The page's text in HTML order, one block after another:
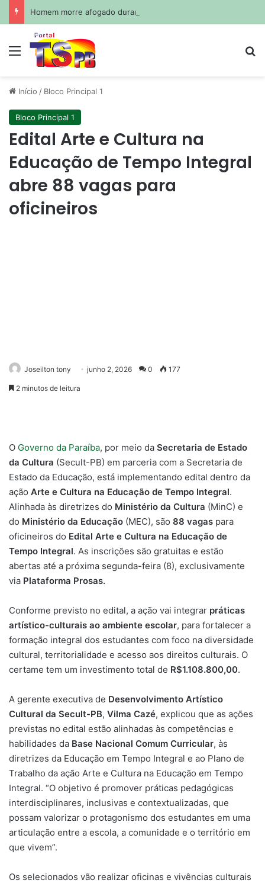
Menu
Início / Bloco Principal 1
Bloco Principal 1
Edital Arte e Cultura na
Educação de Tempo Integral
abre 88 vagas para
oficineiros
Joseilton tony junho 2, 2026 0 177
2 minutos de leitura
O Governo da Paraíba, por meio da Secretaria de Estado
da Cultura (Secult-PB) em parceria com a Secretaria de
Estado da Educação, está implementando edital dentro da
ação Arte e Cultura na Educação de Tempo Integral.
Alinhada às diretrizes do Ministério da Cultura (MinC) e
do Ministério da Educação (MEC), são 88 vagas para
oficineiros do Edital Arte e Cultura na Educação de
Tempo Integral. As inscrições são gratuitas e estão
abertas até a próxima segunda-feira (8), exclusivamente
via Plataforma Prosas.
Conforme previsto no edital, a ação vai integrar práticas
artístico-culturais ao ambiente escolar, para fortalecer a
formação integral dos estudantes com foco na diversidade
cultural, territorialidade e acesso aos direitos culturais. O
certame tem um investimento total de R$1.108.800,00.
A gerente executiva de Desenvolvimento Artístico
Cultural da Secult-PB, Vilma Cazé, explicou que as ações
previstas no edital estão alinhadas às competências e
habilidades da Base Nacional Comum Curricular, às
diretrizes da Educação em Tempo Integral e ao Plano de
Trabalho da ação Arte e Cultura na Educação em Tempo
Integral. “O objetivo é promover práticas pedagógicas
interdisciplinares, inclusivas e contextualizadas, que
possam valorizar o protagonismo dos estudantes em uma
articulação entre a escola, a comunidade e o território em
que vivem”.
Os selecionados vão realizar oficinas e vivências culturais